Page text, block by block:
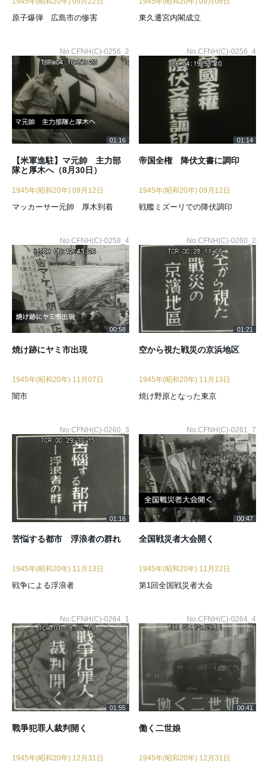
原子爆弾 広島市の惨害 東久遷宮内閣成立
No.CFNH(C)-0256_2
01:16
【米軍進駐】マ元帥 主力部
隊と厚木へ（8月30日）
1945年(昭和20年) 09月12日
マッカーサー元帥 厚木到着
No.CFNH(C)-0256_4
01:14
帝国全権 降伏文書に調印
1945年(昭和20年) 09月12日
戦艦ミズーリでの降伏調印
No.CFNH(C)-0258_4
00:58
焼け跡にヤミ市出現
1945年(昭和20年) 11月07日
闇市
No.CFNH(C)-0260_2
01:21
空から視た戦災の京浜地区
1945年(昭和20年) 11月13日
焼け野原となった東京
No.CFNH(C)-0260_3
01:16
苦悩する都市 浮浪者の群れ
1945年(昭和20年) 11月13日
戦争による浮浪者
No.CFNH(C)-0261_7
00:47
全国戦災者大会開く
1945年(昭和20年) 11月22日
第1回全国戦災者大会
No.CFNH(C)-0264_1
01:55
戰爭犯罪人裁判開く
1945年(昭和20年) 12月31日
No.CFNH(C)-0264_4
00:41
働く二世娘
1945年(昭和20年) 12月31日